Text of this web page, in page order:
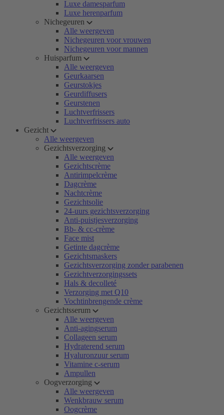
Luxe damesparfum
Luxe herenparfum
Nichegeuren
Alle weergeven
Nichegeuren voor vrouwen
Nichegeuren voor mannen
Huisparfum
Alle weergeven
Geurkaarsen
Geurstokjes
Geurdiffusers
Geurstenen
Luchtverfrissers
Luchtverfrissers auto
Gezicht
Alle weergeven
Gezichtsverzorging
Alle weergeven
Gezichtscrème
Antirimpelcrème
Dagcrème
Nachtcrème
Gezichtsolie
24-uurs gezichtsverzorging
Anti-puistjesverzorging
Bb- & cc-crème
Face mist
Getinte dagcrème
Gezichtsmaskers
Gezichtsverzorging zonder parabenen
Gezichtverzorgingssets
Hals & decolleté
Verzorging met Q10
Vochtinbrengende crème
Gezichtsserum
Alle weergeven
Anti-agingserum
Collageen serum
Hydraterend serum
Hyaluronzuur serum
Vitamine c-serum
Ampullen
Oogverzorging
Alle weergeven
Wenkbrauw serum
Oogcrème